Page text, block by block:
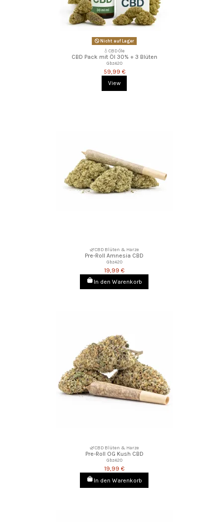
Nicht auf Lager
💧CBD Öle
CBD Pack mit Öl 30% + 3 Blüten
Gbz420
59,99 €
View
🌿CBD Blüten & Harze
Pre-Roll Amnesia CBD
Gbz420
19,99 €
In den Warenkorb
🌿CBD Blüten & Harze
Pre-Roll OG Kush CBD
Gbz420
19,99 €
In den Warenkorb